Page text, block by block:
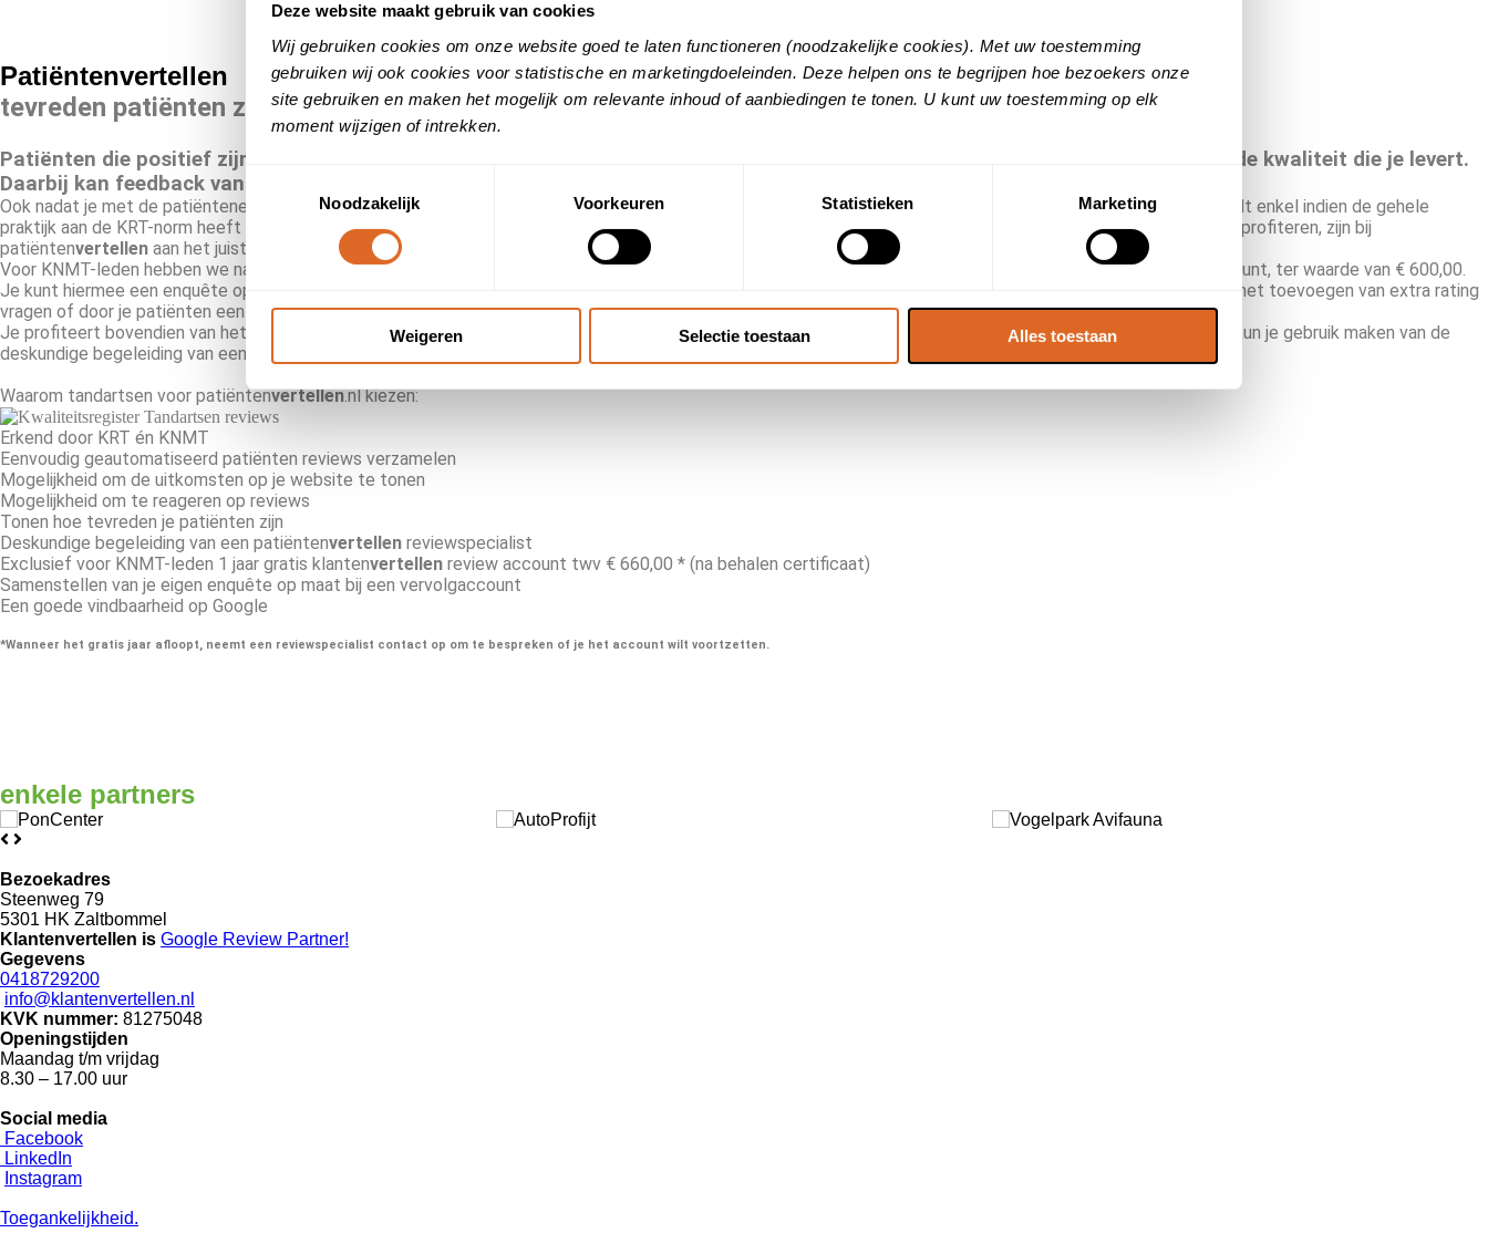
Deze website maakt gebruik van cookies
Wij gebruiken cookies om onze website goed te laten functioneren (noodzakelijke cookies). Met uw toestemming
gebruiken wij ook cookies voor statistische en marketingdoeleinden. Deze helpen ons te begrijpen hoe bezoekers onze
site gebruiken en maken het mogelijk om relevante inhoud of aanbiedingen te tonen. U kunt uw toestemming op elk
moment wijzigen of intrekken.
Noodzakelijk
Voorkeuren Statistieken Marketing
Weigeren Selectie toestaan Alles toestaan
Patiëntenvertellen
tevreden patiënten zijn je beste ambassadeurs
Patiënten die positief zijn over je zorgverlening en je praktijk, delen hun ervaringen graag. Een goede reviewscore zegt iets over de kwaliteit die je levert.
Daarbij kan feedback van patiënten je helpen om je zorgverlening (waar nodig) te verbeteren.
Ook nadat je met de patiëntenenquête aan de KRT-norm hebt voldaan, is het goed om de reputatie van je praktijk gezond te houden. Let wel op; dit aanbod geldt enkel indien de gehele
praktijk aan de KRT-norm heeft voldaan. Het werkt net als in de mond: regelmatig onderhoud is noodzakelijk voor een goed gebit. KNMT leden die hiervan willen profiteren, zijn bij
patiëntenvertellen aan het juiste adres.
Voor KNMT-leden hebben we namelijk een speciaal aanbod. Met je certificaat voor KRT-erkenning kun je een jaar lang gratis gebruik maken van een review- account, ter waarde van € 600,00.
Je kunt hiermee een enquête op maat samen stellen en daarmee precies de vragen stellen waar jij graag het antwoord op wilt weten. Dit kan bijvoorbeeld door het toevoegen van extra rating
vragen of door je patiënten een uitgebreider antwoord te vragen middels extra open vragen.
Je profiteert bovendien van het feit dat patiëntenvertellen
Google-partner is. Je reviews worden door Google online getoond in de zoekresultaten. Bovendien kun je gebruik maken van de
deskundige begeleiding van een reviewspecialist.
Waarom tandartsen voor patiëntenvertellen.nl kiezen:
Erkend door KRT én KNMT
Eenvoudig geautomatiseerd patiënten reviews verzamelen
Mogelijkheid om de uitkomsten op je website te tonen
Mogelijkheid om te reageren op reviews
Tonen hoe tevreden je patiënten zijn
Deskundige begeleiding van een patiëntenvertellen reviewspecialist
Exclusief voor KNMT-leden 1 jaar gratis klantenvertellen review account twv € 660,00 * (na behalen certificaat)
Samenstellen van je eigen enquête op maat bij een vervolgaccount
Een goede vindbaarheid op Google
*Wanneer het gratis jaar afloopt, neemt een reviewspecialist contact op om te bespreken of je het account wilt voortzetten.
enkele partners
Bezoekadres
Steenweg 79
5301 HK Zaltbommel
Klantenvertellen is Google Review Partner!
Gegevens
0418729200
info@klantenvertellen.nl
KVK nummer: 81275048
Openingstijden
Maandag t/m vrijdag
8.30 – 17.00 uur
Social media
Facebook
LinkedIn
Instagram
Toegankelijkheid.